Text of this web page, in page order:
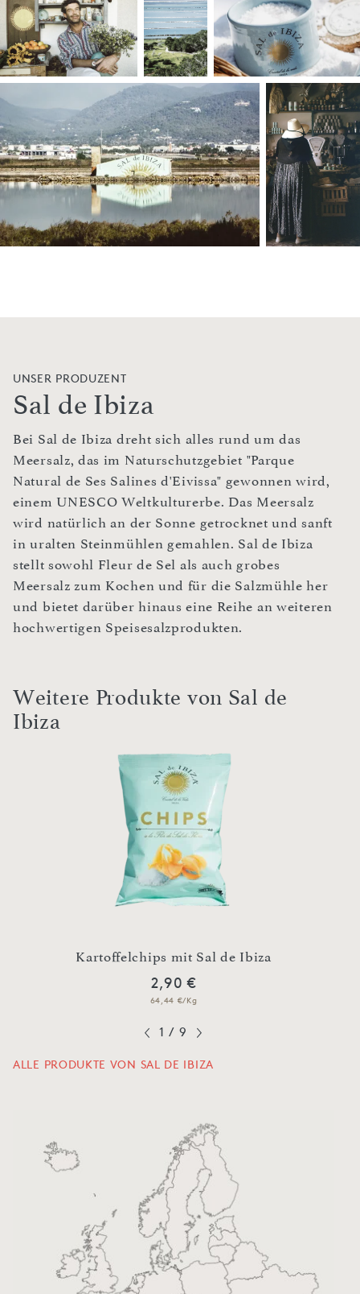
UNSER PRODUZENT
Sal de Ibiza
Bei Sal de Ibiza dreht sich alles rund um das
Meersalz, das im Naturschutzgebiet "Parque
Natural de Ses Salines d'Eivissa" gewonnen wird,
einem UNESCO Weltkulturerbe. Das Meersalz
wird natürlich an der Sonne getrocknet und sanft
in uralten Steinmühlen gemahlen. Sal de Ibiza
stellt sowohl Fleur de Sel als auch grobes
Meersalz zum Kochen und für die Salzmühle her
und bietet darüber hinaus eine Reihe an weiteren
hochwertigen Speisesalzprodukten.
Weitere Produkte von Sal de
Ibiza
Kartoffelchips mit Sal de Ibiza
2,90 €
64,44 €/Kg
1 / 9
ALLE PRODUKTE VON SAL DE IBIZA